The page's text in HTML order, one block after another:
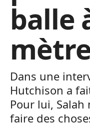
balle
Dans une
Hutchison a
Pour lui, Salah
faire des